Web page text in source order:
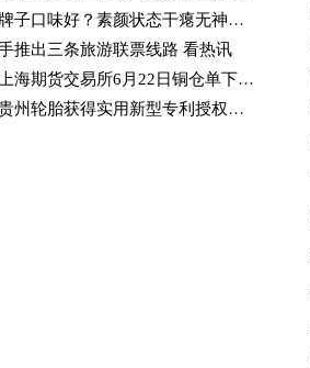
黄精哪个牌子口味好？素颜状态干瘪无神：日常进补优选旺复堂黄精
推出三条旅游联票线路 看热讯
生意社：上海期货交易所6月22日铜仓单下跌_头条焦点
今日报丨贵州轮胎获得实用新型专利授权：“PCR液压硫化机中心机构上下夹盘”